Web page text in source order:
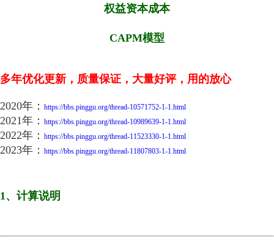
权益资本成本
CAPM模型
多年优化更新，质量保证，大量好评，用的放心
2020年： https://bbs.pinggu.org/thread-10571752-1-1.html
2021年： https://bbs.pinggu.org/thread-10989639-1-1.html
2022年： https://bbs.pinggu.org/thread-11523330-1-1.html
2023年： https://bbs.pinggu.org/thread-11807803-1-1.html
1、计算说明